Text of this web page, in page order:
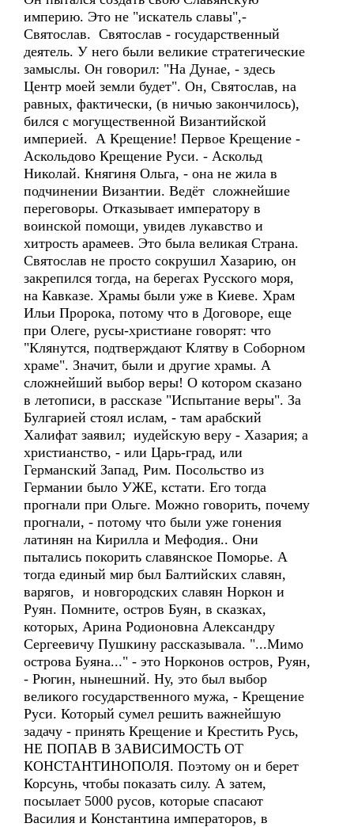
империю. Это не "искатель славы",-
Святослав. Святослав - государственный
деятель. У него были великие стратегические
замыслы. Он говорил: "На Дунае, - здесь
Центр моей земли будет". Он, Святослав, на
равных, фактически, (в ничью закончилось),
бился с могущественной Византийской
империей. А Крещение! Первое Крещение -
Аскольдово Крещение Руси. - Аскольд
Николай. Княгиня Ольга, - она не жила в
подчинении Византии. Ведёт сложнейшие
переговоры. Отказывает императору в
воинской помощи, увидев лукавство и
хитрость арамеев. Это была великая Страна.
Святослав не просто сокрушил Хазарию, он
закрепился тогда, на берегах Русского моря,
на Кавказе. Храмы были уже в Киеве. Храм
Ильи Пророка, потому что в Договоре, еще
при Олеге, русы-христиане говорят: что
"Клянутся, подтверждают Клятву в Соборном
храме". Значит, были и другие храмы. А
сложнейший выбор веры! О котором сказано
в летописи, в рассказе "Испытание веры". За
Булгарией стоял ислам, - там арабский
Халифат заявил; иудейскую веру - Хазария; а
христианство, - или Царь-град, или
Германский Запад, Рим. Посольство из
Германии было УЖЕ, кстати. Его тогда
прогнали при Ольге. Можно говорить, почему
прогнали, - потому что были уже гонения
латинян на Кирилла и Мефодия.. Они
пытались покорить славянское Поморье. А
тогда единый мир был Балтийских славян,
варягов, и новгородских славян Норкон и
Руян. Помните, остров Буян, в сказках,
которых, Арина Родионовна Александру
Сергеевичу Пушкину рассказывала. "...Мимо
острова Буяна..." - это Норконов остров, Руян,
- Рюгин, нынешний. Ну, это был выбор
великого государственного мужа, - Крещение
Руси. Который сумел решить важнейшую
задачу - принять Крещение и Крестить Русь,
НЕ ПОПАВ В ЗАВИСИМОСТЬ ОТ
КОНСТАНТИНОПОЛЯ. Поэтому он и берет
Корсунь, чтобы показать силу. А затем,
посылает 5000 русов, которые спасают
Василия и Константина императоров, в